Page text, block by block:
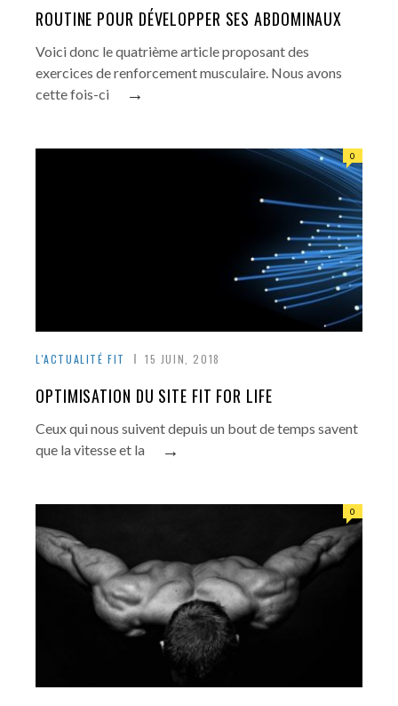
ROUTINE POUR DÉVELOPPER SES ABDOMINAUX
Voici donc le quatrième article proposant des
exercices de renforcement musculaire. Nous avons
cette fois-ci
→
L'ACTUALITÉ FIT 15 JUIN, 2018
0
OPTIMISATION DU SITE FIT FOR LIFE
Ceux qui nous suivent depuis un bout de temps savent
que la vitesse et la
→
0